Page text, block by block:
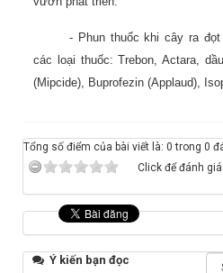
- Phun thuốc khi cây ra
các loại thuốc: Trebon, Actara,
(Mipcide), Buprofezin (Applaud),
Tổng số điểm của bài viết là: 0 trong 0
Click để đánh
Ý kiến bạn đọc